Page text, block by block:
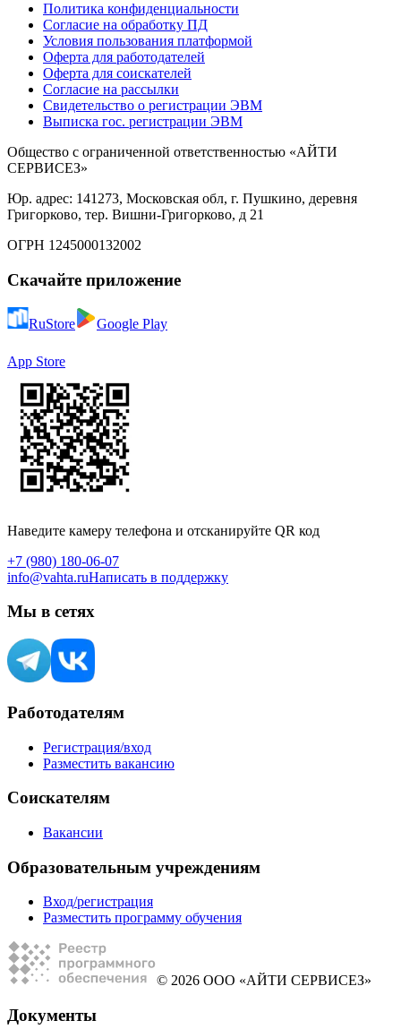
Политика конфиденциальности
Согласие на обработку ПД
Условия пользования платформой
Оферта для работодателей
Оферта для соискателей
Согласие на рассылки
Свидетельство о регистрации ЭВМ
Выписка гос. регистрации ЭВМ
Общество с ограниченной ответственностью «АЙТИ
СЕРВИСЕЗ»
Юр. адрес: 141273, Московская обл, г. Пушкино, деревня
Григорково, тер. Вишни-Григорково, д 21
ОГРН 1245000132002
Скачайте приложение
RuStore Google Play
App Store
Наведите камеру телефона и отсканируйте QR код
+7 (980) 180-06-07
info@vahta.ruНаписать в поддержку
Мы в сетях
Работодателям
Регистрация/вход
Разместить вакансию
Соискателям
Вакансии
Образовательным учреждениям
Вход/регистрация
Разместить программу обучения
© 2026 ООО «АЙТИ СЕРВИСЕЗ»
Документы